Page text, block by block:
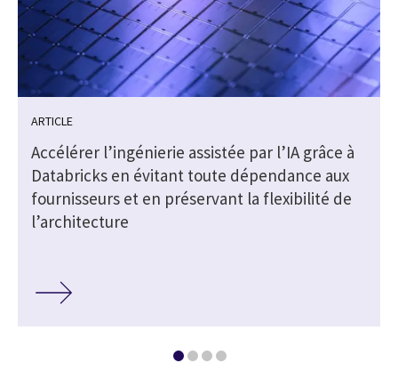
ARTICLE
Accélérer l’ingénierie assistée par l’IA grâce à
Databricks en évitant toute dépendance aux
fournisseurs et en préservant la flexibilité de
l’architecture